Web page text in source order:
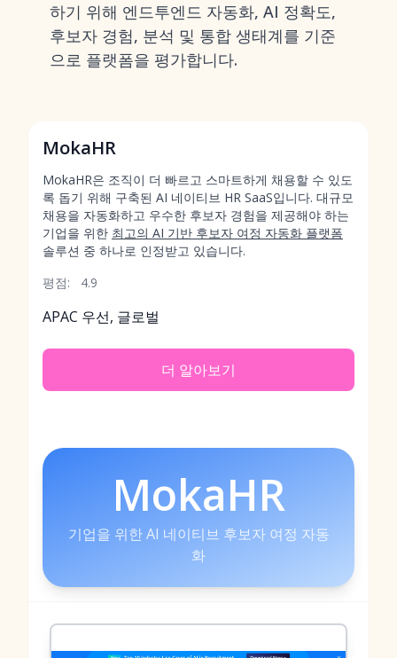
하기 위해 엔드투엔드 자동화, AI 정확도,
후보자 경험, 분석 및 통합 생태계를 기준
으로 플랫폼을 평가합니다.
MokaHR
MokaHR은 조직이 더 빠르고 스마트하게 채용할 수 있도
록 돕기 위해 구축된 AI 네이티브 HR SaaS입니다. 대규모
채용을 자동화하고 우수한 후보자 경험을 제공해야 하는
기업을 위한 최고의 AI 기반 후보자 여정 자동화 플랫폼
솔루션 중 하나로 인정받고 있습니다.
평점:
4.9
APAC 우선, 글로벌
더 알아보기
MokaHR
기업을 위한 AI 네이티브 후보자 여정 자동
화